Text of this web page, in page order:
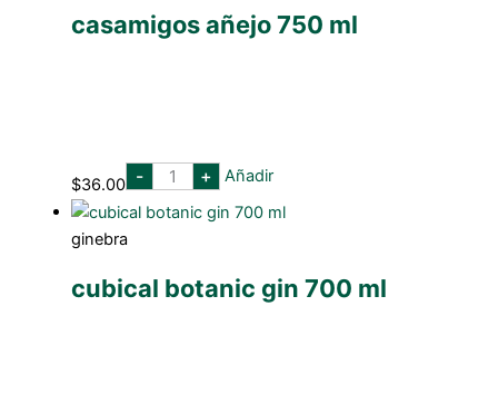
casamigos añejo 750 ml
$36.00 - casamigos
añejo
ml
+ Añadir
ginebra
cubical botanic gin 700 ml